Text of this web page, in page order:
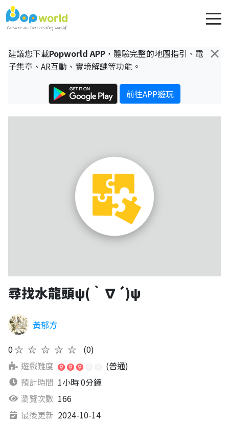
×
建議您下載Popworld APP ，體驗完整的地圖指引、電
子集章、AR互動、實境解謎等功能。
前往APP遊玩
尋找水龍頭ψ(｀∇´)ψ
黃郁方
0★★★★★
(0)
遊戲難度
(普通)
預計時間 1小時 0分鐘
瀏覽次數 166
最後更新 2024-10-14